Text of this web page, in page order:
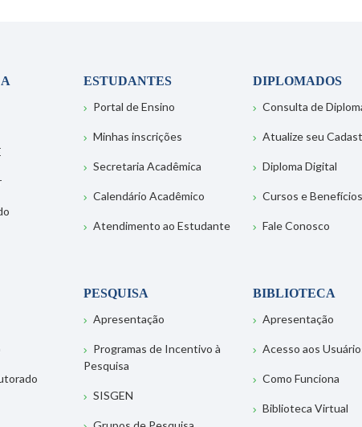
ESTUDANTES
Portal de Ensino
Minhas inscrições
Secretaria Acadêmica
Calendário Acadêmico
Atendimento ao Estudante
DIPLOMADOS
Consulta de
Atualize seu
Diploma Digital
Cursos e Benefícios
Fale Conosco
PESQUISA
Apresentação
Programas de Incentivo à
Pesquisa
SISGEN
BIBLIOTECA
Apresentação
Acesso aos
Como Funciona
Biblioteca Virtual